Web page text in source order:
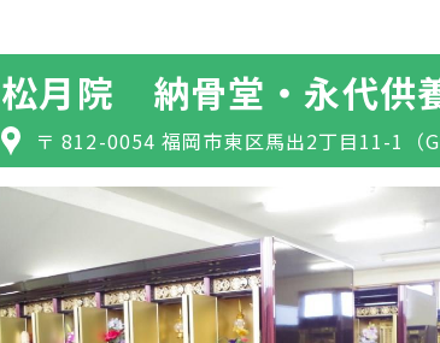
松月院 納骨堂・永代供
〒 812-0054 福岡市東区馬出2丁目11-1